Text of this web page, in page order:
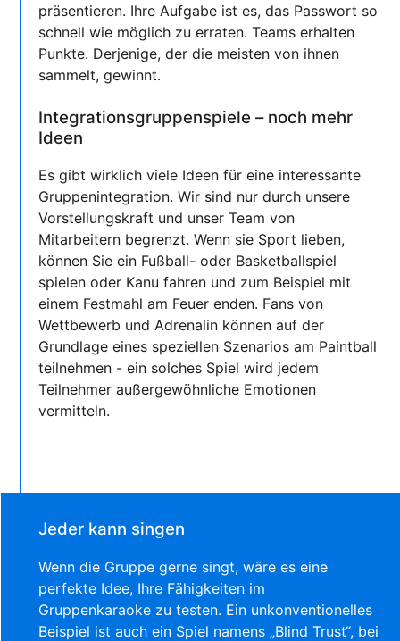
präsentieren. Ihre Aufgabe ist es, das Passwort so
schnell wie möglich zu erraten. Teams erhalten
Punkte. Derjenige, der die meisten von ihnen
sammelt, gewinnt.
Integrationsgruppenspiele – noch mehr
Ideen
Es gibt wirklich viele Ideen für eine interessante
Gruppenintegration. Wir sind nur durch unsere
Vorstellungskraft und unser Team von
Mitarbeitern begrenzt. Wenn sie Sport lieben,
können Sie ein Fußball- oder Basketballspiel
spielen oder Kanu fahren und zum Beispiel mit
einem Festmahl am Feuer enden. Fans von
Wettbewerb und Adrenalin können auf der
Grundlage eines speziellen Szenarios am Paintball
teilnehmen - ein solches Spiel wird jedem
Teilnehmer außergewöhnliche Emotionen
vermitteln.
Jeder kann singen
Wenn die Gruppe gerne singt, wäre es eine
perfekte Idee, Ihre Fähigkeiten im
Gruppenkaraoke zu testen. Ein unkonventionelles
Beispiel ist auch ein Spiel namens „Blind Trust“, bei